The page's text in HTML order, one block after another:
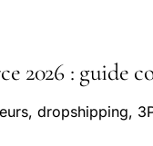
2026 : guide
dropshipping,